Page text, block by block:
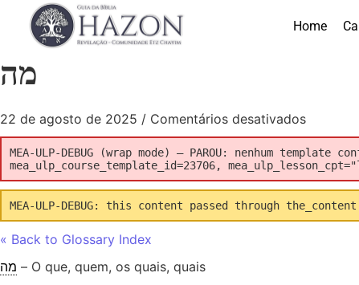
Home
מה
22 de agosto de 2025 / Comentários desativados
MEA-ULP-DEBUG (wrap mode) — PAROU: nenhum
mea_ulp_course_template_id=23706,
MEA-ULP-DEBUG: this content passed through
« Back to Glossary Index
מה – O que, quem, os quais, quais